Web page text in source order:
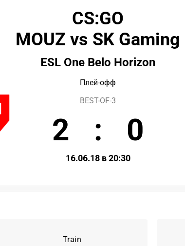
CS:GO
MOUZ vs SK Gaming
ESL One Belo Horizon
Плей-офф
BEST-OF-3
2 : 0
16.06.18 в 20:30
Train